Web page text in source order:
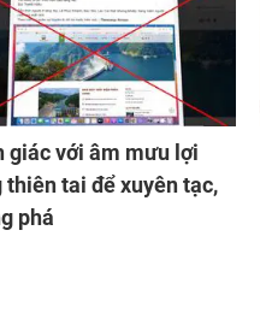
giác với âm mưu lợi
thiên tai để xuyên tạc,
phá